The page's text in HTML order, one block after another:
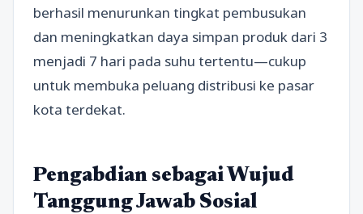
berhasil menurunkan tingkat pembusukan
dan meningkatkan daya simpan produk dari 3
menjadi 7 hari pada suhu tertentu—cukup
untuk membuka peluang distribusi ke pasar
kota terdekat.
Pengabdian sebagai Wujud
Tanggung Jawab Sosial